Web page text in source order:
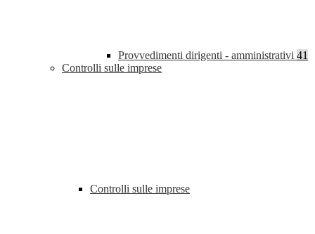
Provvedimenti dirigenti - amministrativi 41
Controlli sulle imprese
Controlli sulle imprese